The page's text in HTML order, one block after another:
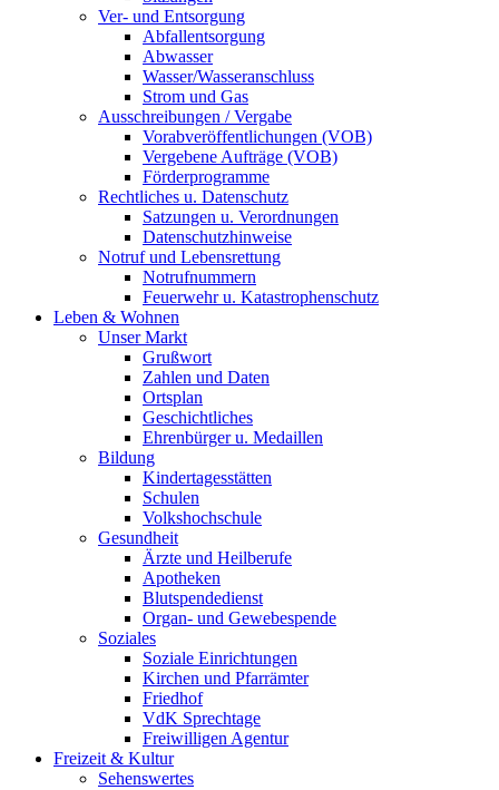
Ver- und Entsorgung
Abfallentsorgung
Abwasser
Wasser/Wasseranschluss
Strom und Gas
Ausschreibungen / Vergabe
Vorabveröffentlichungen (VOB)
Vergebene Aufträge (VOB)
Förderprogramme
Rechtliches u. Datenschutz
Satzungen u. Verordnungen
Datenschutzhinweise
Notruf und Lebensrettung
Notrufnummern
Feuerwehr u. Katastrophenschutz
Leben & Wohnen
Unser Markt
Grußwort
Zahlen und Daten
Ortsplan
Geschichtliches
Ehrenbürger u. Medaillen
Bildung
Kindertagesstätten
Schulen
Volkshochschule
Gesundheit
Ärzte und Heilberufe
Apotheken
Blutspendedienst
Organ- und Gewebespende
Soziales
Soziale Einrichtungen
Kirchen und Pfarrämter
Friedhof
VdK Sprechtage
Freiwilligen Agentur
Freizeit & Kultur
Sehenswertes